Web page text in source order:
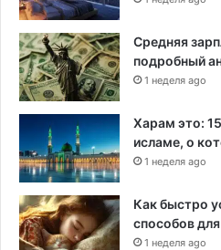
ь
ю
в
о
з
д
ш
н
х
ф
Средняя
подробный
1 неделя ago
Харам это:
исламе, о
1 неделя ago
Как быстро
способов
1 неделя ago